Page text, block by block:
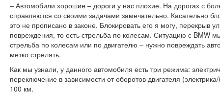
– Автомобили хорошие – дороги у нас плохие. На дорогах с
справляются со своими задачами замечательно. Касательно
это не прописано в законе. Блокировать его я могу, перекрыв
повреждения, то есть стрельба по колесам. Ситуацию с BMW
стрельба по колесам или по двигателю – нужно повреждать
метко стрелять.
Как мы узнали, у данного автомобиля есть три режима:
переключение в зависимости от оборотов двигателя
100 км.